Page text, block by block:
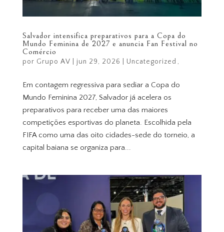
Salvador intensifica preparativos para a Copa do
Mundo Feminina de 2027 e anuncia Fan Festival no
Comércio
por Grupo AV jun 29, 2026 Uncategorized
Em contagem regressiva para sediar a Copa do
Mundo Feminina 2027, Salvador já acelera os
preparativos para receber uma das maiores
competições esportivas do planeta. Escolhida pela
FIFA como uma das oito cidades-sede do torneio, a
capital baiana se organiza para...